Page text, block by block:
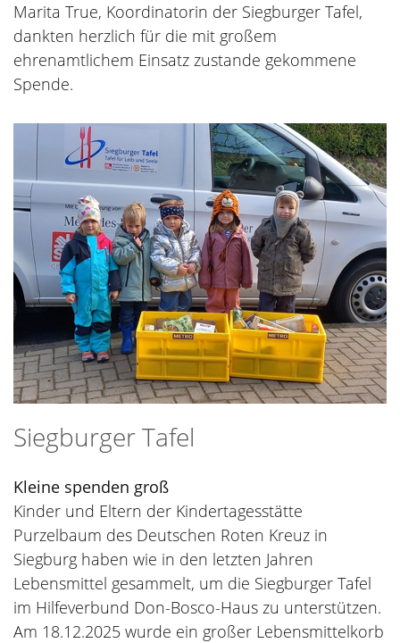
Marita True, Koordinatorin der Siegburger Tafel,
dankten herzlich für die mit großem
ehrenamtlichem Einsatz zustande gekommene
Spende.
Siegburger Tafel
Kleine spenden groß
Kinder und Eltern der Kindertagesstätte
Purzelbaum des Deutschen Roten Kreuz in
Siegburg haben wie in den letzten Jahren
Lebensmittel gesammelt, um die Siegburger Tafel
im Hilfeverbund Don-Bosco-Haus zu unterstützen.
Am 18.12.2025 wurde ein großer Lebensmittelkorb